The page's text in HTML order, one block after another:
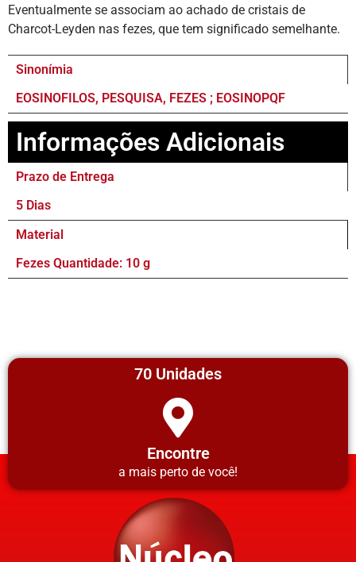
Eventualmente se associam ao achado de cristais de
Charcot-Leyden nas fezes, que tem significado semelhante.
Sinonímia
EOSINOFILOS, PESQUISA, FEZES ; EOSINOPQF
Informações Adicionais
Prazo de Entrega
5 Dias
Material
Fezes Quantidade: 10 g
70 Unidades
Encontre
a mais perto de você!